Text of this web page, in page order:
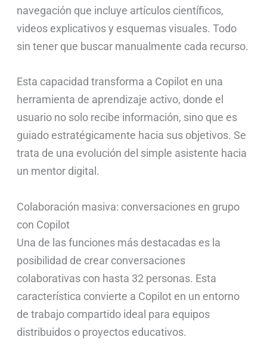
navegación que incluye artículos científicos,
videos explicativos y esquemas visuales. Todo
sin tener que buscar manualmente cada recurso.
Esta capacidad transforma a Copilot en una
herramienta de aprendizaje activo, donde el
usuario no solo recibe información, sino que es
guiado estratégicamente hacia sus objetivos. Se
trata de una evolución del simple asistente hacia
un mentor digital.
Colaboración masiva: conversaciones en grupo
con Copilot
Una de las funciones más destacadas es la
posibilidad de crear conversaciones
colaborativas con hasta 32 personas. Esta
característica convierte a Copilot en un entorno
de trabajo compartido ideal para equipos
distribuidos o proyectos educativos.